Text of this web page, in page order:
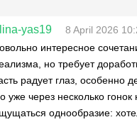
yas19
8 April 2026
интересное
но требует
радует глаз, особенно
уже через несколько гонок
однообразие: